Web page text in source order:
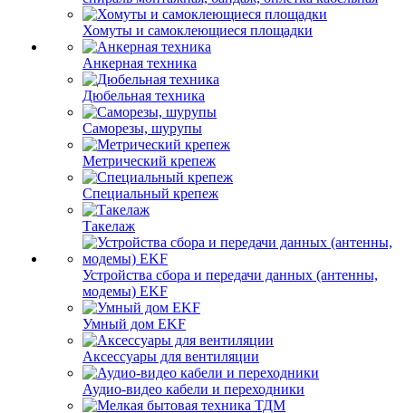
Хомуты и самоклеющиеся площадки
Анкерная техника
Дюбельная техника
Саморезы, шурупы
Метрический крепеж
Специальный крепеж
Такелаж
Устройства сбора и передачи данных (антенны,
модемы) EKF
Умный дом EKF
Аксессуары для вентиляции
Аудио-видео кабели и переходники